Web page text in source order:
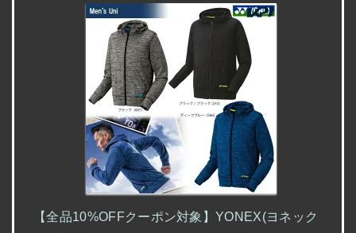
【全品10%OFFクーポン対象】YONEX(ヨネック